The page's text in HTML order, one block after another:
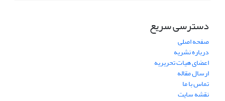
دسترسی سریع
صفحه اصلی
درباره نشریه
اعضای هیات تحریریه
ارسال مقاله
تماس با ما
نقشه سایت